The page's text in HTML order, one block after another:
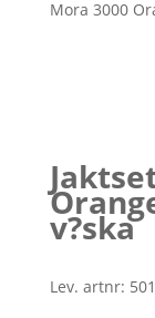
Mora 3000
v?ska
Lev. artnr: